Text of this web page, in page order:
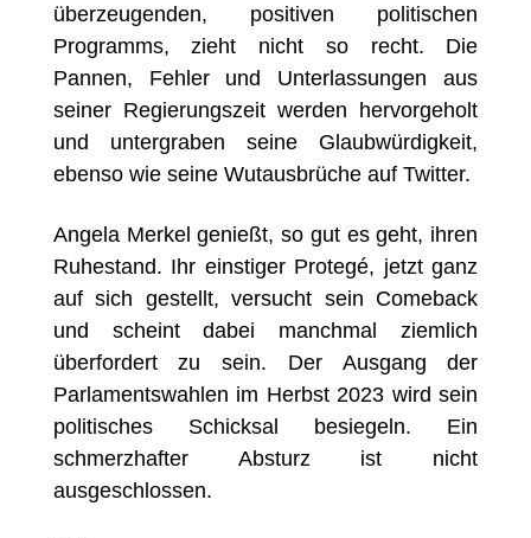
überzeugenden, positiven politischen
Programms, zieht nicht so recht. Die
Pannen, Fehler und Unterlassungen aus
seiner Regierungszeit werden hervorgeholt
und untergraben seine Glaubwürdigkeit,
ebenso wie seine Wutausbrüche auf Twitter.
Angela Merkel genießt, so gut es geht, ihren
Ruhestand. Ihr einstiger Protegé, jetzt ganz
auf sich gestellt, versucht sein Comeback
und scheint dabei manchmal ziemlich
überfordert zu sein. Der Ausgang der
Parlamentswahlen im Herbst 2023 wird sein
politisches Schicksal besiegeln. Ein
schmerzhafter Absturz ist nicht
ausgeschlossen.